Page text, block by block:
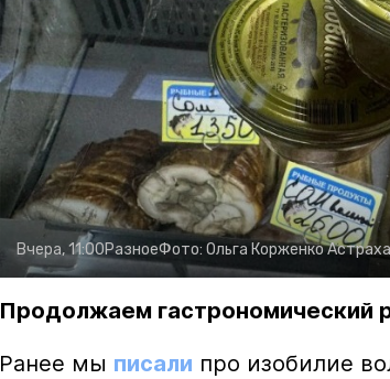
Вчера, 11:00РазноеФото: Ольга Корженко
Продолжаем гастрономический
Ранее мы писали про изобилие